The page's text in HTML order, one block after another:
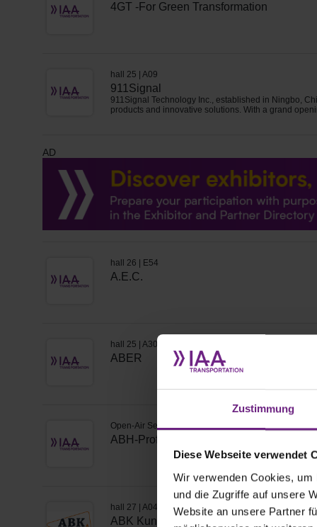
Zustimmung
Diese Webseite verwendet
Wir verwenden Cookies,
und die Zugriffe auf unsere
Website an unsere Partner